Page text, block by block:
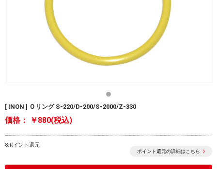
[ INON ] Ｏリング S-220/D-200/S-2000/Z-330
価格： ￥880(税込)
8ポイント還元
ポイント還元の詳細はこちら